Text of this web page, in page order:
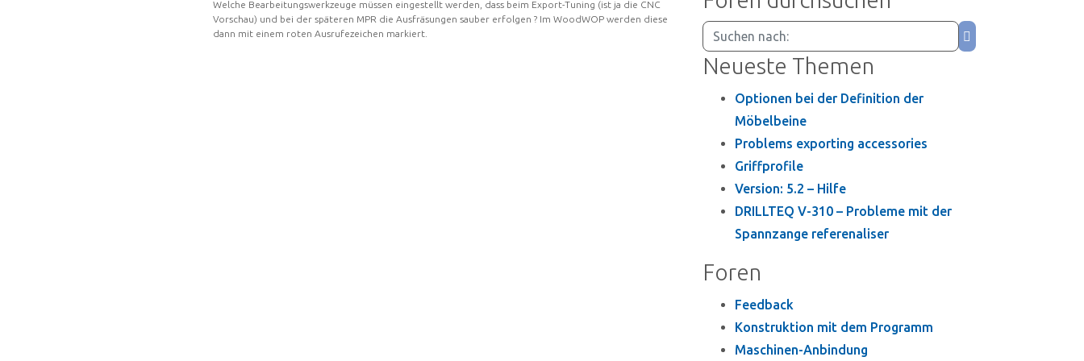
Welche Bearbeitungswerkzeuge müssen eingestellt werden, dass beim Export-Tuning (ist ja die CNC
Vorschau) und bei der späteren MPR die Ausfräsungen sauber erfolgen ? Im WoodWOP werden diese
dann mit einem roten Ausrufezeichen markiert.
Neueste Themen
Optionen bei der Definition der
Möbelbeine
Problems exporting accessories
Griffprofile
Version: 5.2 – Hilfe
DRILLTEQ V-310 – Probleme mit der
Spannzange referenaliser
Foren
Feedback
Konstruktion mit dem Programm
Maschinen-Anbindung